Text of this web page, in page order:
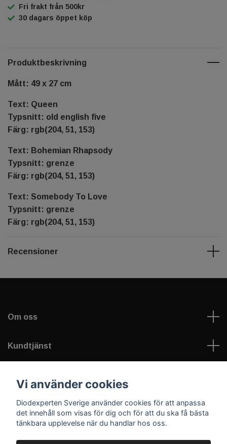
Fri frakt från 500kr
30 dagars öppet köp
Produktbeskrivning
Mått: 49 x 27 cm
Text: Queen
Typsnitt: old english five
Färg: rgb(204, 51, 153)
Text: Bohemian Rhapsody
Typsnitt: grenze
Färg: rgb(204, 51, 153)
Text: Somebody To Love
Typsnitt: grenze
Färg: rgb(204, 51, 153)
Recensioner
Om oss
Kundtjänst
Sociala medier
Vi använder cookies
Diodexperten Sverige använder cookies för att anpassa
det innehåll som visas för dig och för att du ska få bästa
tänkbara upplevelse när du handlar hos oss.